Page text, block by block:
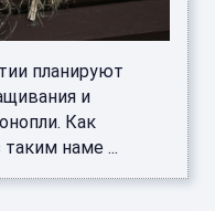
планируют
и
Как
таким наме ...